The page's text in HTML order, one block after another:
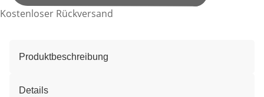
Kostenloser Rückversand
Produktbeschreibung
Details